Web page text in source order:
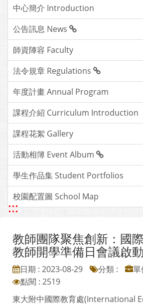
中心簡介 Introduction
公告訊息 News
師資陣容 Faculty
法令規章 Regulations
年度計畫 Annual Program
課程介紹 Curriculum Introduction
課程花絮 Gallery
活動相簿 Event Album
學生作品集 Student Portfolios
校園配置圖 School Map
:::
教師團隊聚焦創新：國
教師開學準備日會議啟動
日期 : 2023-08-29 分類 :
單
點閱 : 2519
東大附中國際教育處(International